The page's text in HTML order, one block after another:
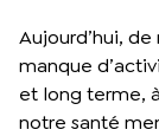
Aujourd’hui,
manque
et long terme,
notre santé